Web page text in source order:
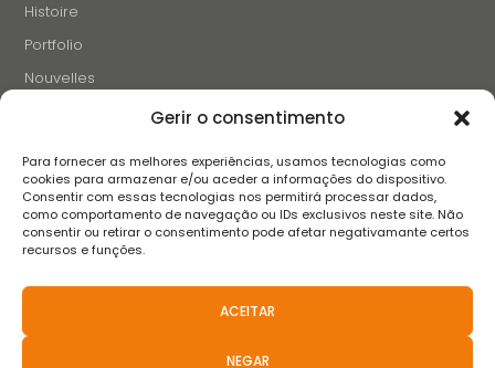
Gerir o consentimento
Para fornecer as melhores experiências, usamos tecnologias como
cookies para armazenar e/ou aceder a informações do dispositivo.
Consentir com essas tecnologias nos permitirá processar dados,
como comportamento de navegação ou IDs exclusivos neste site. Não
consentir ou retirar o consentimento pode afetar negativamante certos
recursos e funções.
ACEITAR
NEGAR
Histoire
Portfolio
Nouvelles
Projets et Initiatives
Contacts
SUIVEZ-NOUS
FAQS Politiques Anti-Corruption